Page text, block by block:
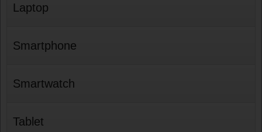
Laptop
Smartphone
Smartwatch
Tablet